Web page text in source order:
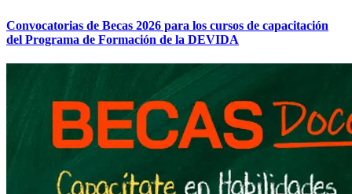
Convocatorias de Becas 2026 para los cursos de capacitación
del Programa de Formación de la DEVIDA